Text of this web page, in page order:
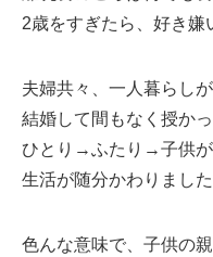
2歳をすぎたら、好き嫌
夫婦共々、一人暮らしが
結婚して間もなく授かっ
ひとり→ふたり→子供が
生活が随分かわりました
色んな意味で、子供の